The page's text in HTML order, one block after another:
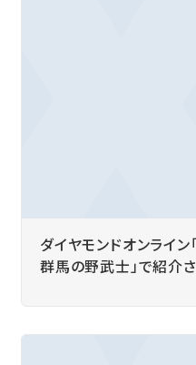
ダイヤモンドオンライ
群馬の野武士」で紹介